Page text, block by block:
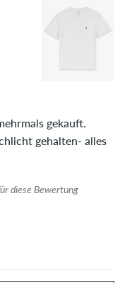
gekauft.
gehalten- alles
diese Bewertung